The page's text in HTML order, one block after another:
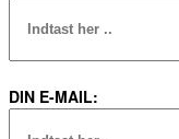
DIN E-MAIL: